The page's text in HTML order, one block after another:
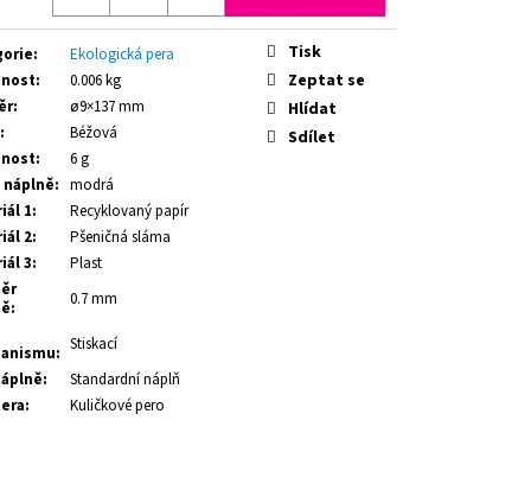
:
Ekologická pera
:
0.006 kg
:
ø9×137 mm
:
Béžová
:
6 g
náplně: modrá
1:
Recyklovaný papír
2:
Pšeničná sláma
3:
Plast
:
0.7 mm
: Stiskací
:
Standardní náplň
: Kuličkové pero
Tisk
Zeptat se
Hlídat
Sdílet